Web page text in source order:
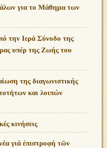
για το Μάθημα των
την Ιερά Σύνοδο της
υπέρ της Ζωής του
της διαγωνιστικής
και λοιπών
κινήσεις
γιά ἐπιστροφή τῶν